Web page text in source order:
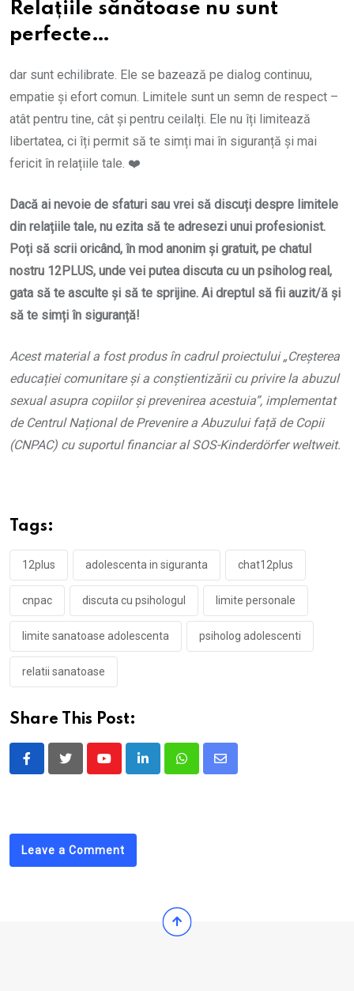
Relațiile sănătoase nu sunt
perfecte…
dar sunt echilibrate. Ele se bazează pe dialog continuu,
empatie și efort comun. Limitele sunt un semn de respect –
atât pentru tine, cât și pentru ceilalți. Ele nu îți limitează
libertatea, ci îți permit să te simți mai în siguranță și mai
fericit în relațiile tale. ❤️
Dacă ai nevoie de sfaturi sau vrei să discuți despre limitele
din relațiile tale, nu ezita să te adresezi unui profesionist.
Poți să scrii oricând, în mod anonim și gratuit, pe chatul
nostru 12PLUS, unde vei putea discuta cu un psiholog real,
gata să te asculte și să te sprijine. Ai dreptul să fii auzit/ă și
să te simți în siguranță!
Acest material a fost produs în cadrul proiectului „Creșterea
educației comunitare și a conștientizării cu privire la abuzul
sexual asupra copiilor și prevenirea acestuia”, implementat
de Centrul Național de Prevenire a Abuzului față de Copii
(CNPAC) cu suportul financiar al SOS-Kinderdörfer weltweit.
Tags:
12plus adolescenta in siguranta chat12plus
cnpac discuta cu psihologul limite personale
limite sanatoase adolescenta psiholog adolescenti
relatii sanatoase
Share This Post:
YoutubeLinkedInWhatsappShare
Leave a Comment